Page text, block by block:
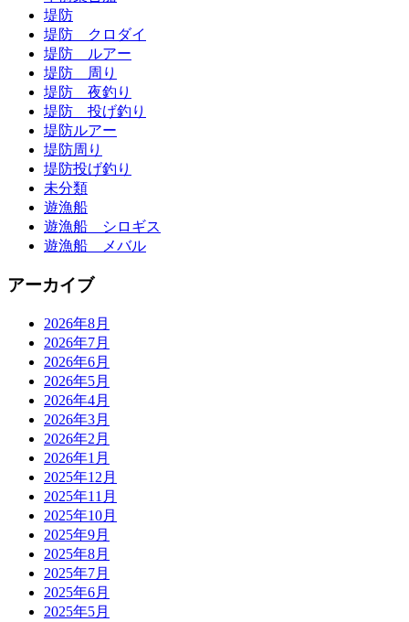
堤防
堤防 クロダイ
堤防 ルアー
堤防 周り
堤防 夜釣り
堤防 投げ釣り
堤防ルアー
堤防周り
堤防投げ釣り
未分類
遊漁船
遊漁船 シロギス
遊漁船 メバル
アーカイブ
2026年8月
2026年7月
2026年6月
2026年5月
2026年4月
2026年3月
2026年2月
2026年1月
2025年12月
2025年11月
2025年10月
2025年9月
2025年8月
2025年7月
2025年6月
2025年5月